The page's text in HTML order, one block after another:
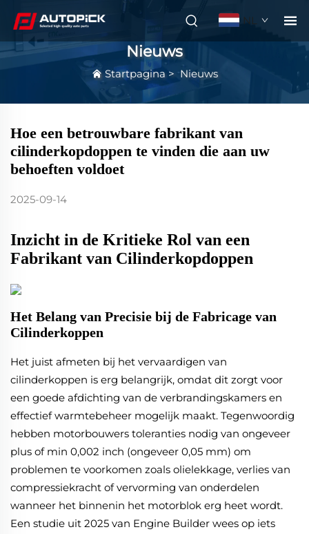
NL
Nieuws
Startpagina>Nieuws
Hoe een betrouwbare fabrikant van
cilinderkopdoppen te vinden die aan uw
behoeften voldoet
2025-09-14
Inzicht in de Kritieke Rol van een
Fabrikant van Cilinderkopdoppen
Het Belang van Precisie bij de Fabricage van
Cilinderkoppen
Het juist afmeten bij het vervaardigen van
cilinderkoppen is erg belangrijk, omdat dit zorgt voor
een goede afdichting van de verbrandingskamers en
effectief warmtebeheer mogelijk maakt. Tegenwoordig
hebben motorbouwers toleranties nodig van ongeveer
plus of min 0,002 inch (ongeveer 0,05 mm) om
problemen te voorkomen zoals olielekkage, verlies van
compressiekracht of vervorming van onderdelen
wanneer het binnenin het motorblok erg heet wordt.
Een studie uit 2025 van Engine Builder wees op iets